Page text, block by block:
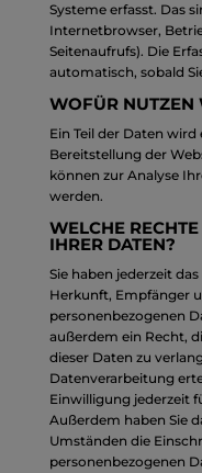
Systeme erfasst. Das
Internetbrowser,
Seitenaufrufs). Die
automatisch, sobald
WOFÜR NUTZEN
Ein Teil der Daten
Bereitstellung der
können zur Analyse
werden.
WELCHE
IHRER DATEN?
Sie haben jederzeit
Herkunft, Empfänger
personenbezogenen
außerdem ein Recht,
dieser Daten zu
Datenverarbeitung
Einwilligung jederzeit
Außerdem haben Sie
Umständen die
personenbezogenen